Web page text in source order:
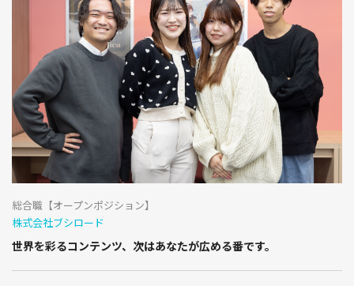
総合職【オープンポジション】
株式会社ブシロード
世界を彩るコンテンツ、次はあなたが広める番です。